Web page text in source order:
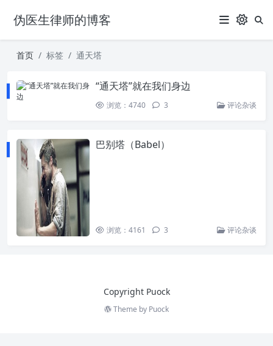
伪医生律师的博客
首页 标签 通天塔
“通天塔”就在我们身边
浏览：4740 3 评论杂谈
巴别塔（Babel）
浏览：4161 3 评论杂谈
Copyright Puock
Theme by Puock